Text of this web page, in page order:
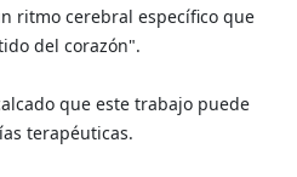
ritmo cerebral específico que
del corazón".
que este trabajo puede
terapéuticas.